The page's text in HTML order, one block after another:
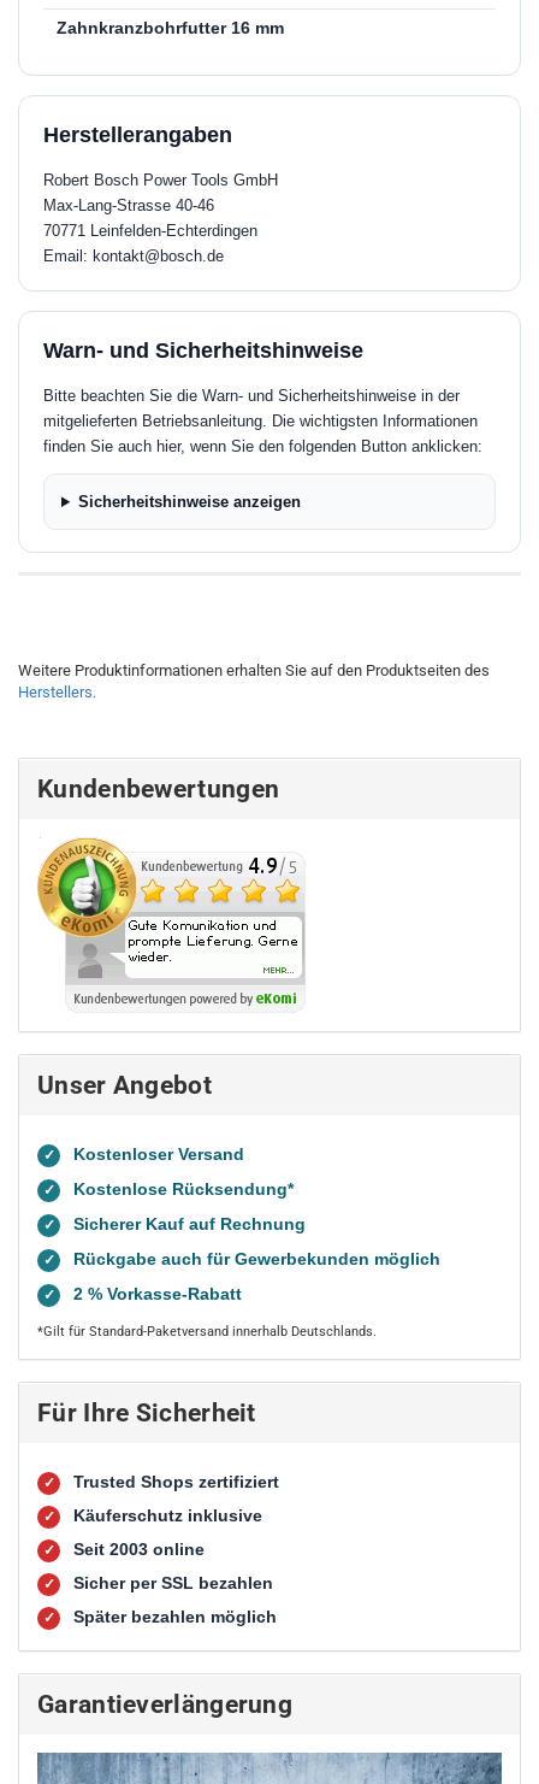
Zahnkranzbohrfutter 16 mm
Herstellerangaben
Robert Bosch Power Tools GmbH
Max-Lang-Strasse 40-46
70771 Leinfelden-Echterdingen
Email: kontakt@bosch.de
Warn- und Sicherheitshinweise
Bitte beachten Sie die Warn- und Sicherheitshinweise in der
mitgelieferten Betriebsanleitung. Die wichtigsten Informationen
finden Sie auch hier, wenn Sie den folgenden Button anklicken:
Sicherheitshinweise anzeigen
Weitere Produktinformationen erhalten Sie auf den Produktseiten des
Herstellers.
Kundenbewertungen
Unser Angebot
✓ Kostenloser Versand
✓ Kostenlose Rücksendung*
✓ Sicherer Kauf auf Rechnung
✓ Rückgabe auch für Gewerbekunden möglich
✓ 2 % Vorkasse-Rabatt
*Gilt für Standard-Paketversand innerhalb Deutschlands.
Für Ihre Sicherheit
✓ Trusted Shops zertifiziert
✓ Käuferschutz inklusive
✓ Seit 2003 online
✓ Sicher per SSL bezahlen
✓ Später bezahlen möglich
Garantieverlängerung